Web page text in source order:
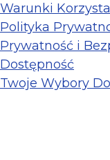
Warunki
Polityka
Prywatność i
Dostępność
Twoje Wybory